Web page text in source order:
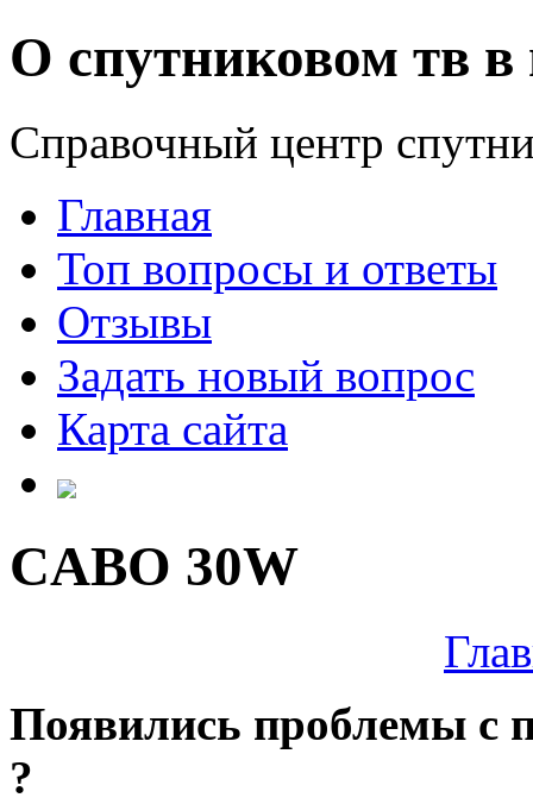
О спутниковом тв в
Справочный центр
Главная
Топ вопросы и ответы
Отзывы
Задать новый вопрос
Карта сайта
CABO 30W
Появились проблемы с
?